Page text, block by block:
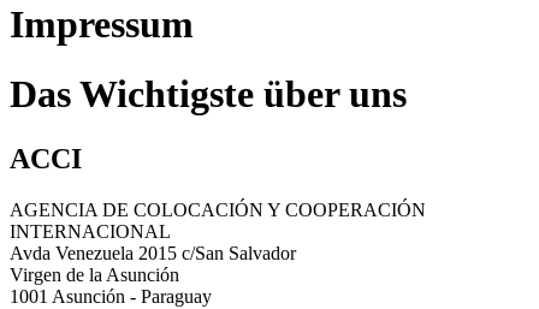
Impressum
Das Wichtigste über uns
ACCI
AGENCIA DE COLOCACIÓN Y COOPERACIÓN
INTERNACIONAL
Avda Venezuela 2015 c/San Salvador
Virgen de la Asunción
1001 Asunción - Paraguay